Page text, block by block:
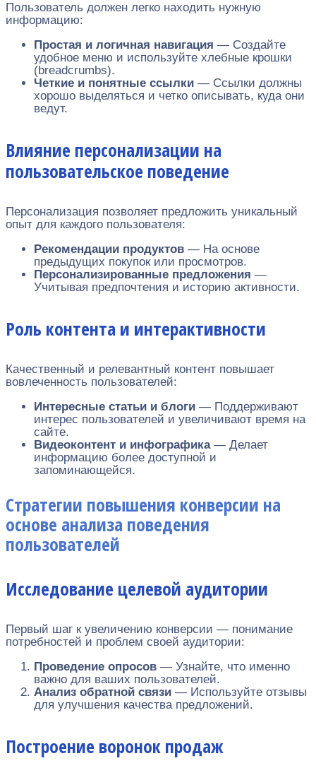
Пользователь должен легко находить нужную
информацию:
Простая и логичная навигация — Создайте
удобное меню и используйте хлебные крошки
(breadcrumbs).
Четкие и понятные ссылки — Ссылки должны
хорошо выделяться и четко описывать, куда они
ведут.
Влияние персонализации на
пользовательское поведение
Персонализация позволяет предложить уникальный
опыт для каждого пользователя:
Рекомендации продуктов — На основе
предыдущих покупок или просмотров.
Персонализированные предложения —
Учитывая предпочтения и историю активности.
Роль контента и интерактивности
Качественный и релевантный контент повышает
вовлеченность пользователей:
Интересные статьи и блоги — Поддерживают
интерес пользователей и увеличивают время на
сайте.
Видеоконтент и инфографика— Делает
информацию более доступной и
запоминающейся.
Стратегии повышения конверсии на
основе анализа поведения
пользователей
Исследование целевой аудитории
Первый шаг к увеличению конверсии — понимание
потребностей и проблем своей аудитории:
Проведение опросов — Узнайте, что именно
важно для ваших пользователей.
Анализ обратной связи — Используйте отзывы
для улучшения качества предложений.
Построение воронок продаж